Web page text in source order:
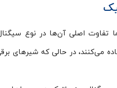
تفاوت اصلی آن‌ها در نوع
در حالی که شیرهای برقی